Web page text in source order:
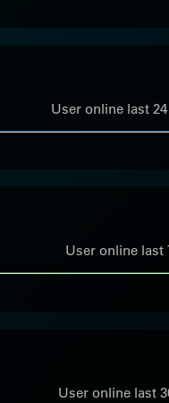
User online last
User online last
User online last